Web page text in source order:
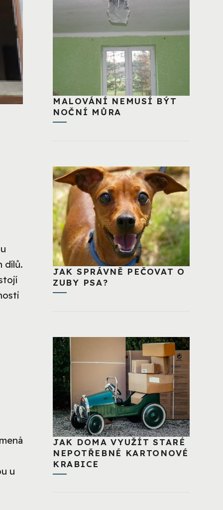
dílů.
u
MALOVÁNÍ NEMUSÍ BÝT
NOČNÍ MŮRA
JAK SPRÁVNĚ PEČOVAT O
ZUBY PSA?
JAK DOMA VYUŽÍT STARÉ
NEPOTŘEBNÉ KARTONOVÉ
KRABICE